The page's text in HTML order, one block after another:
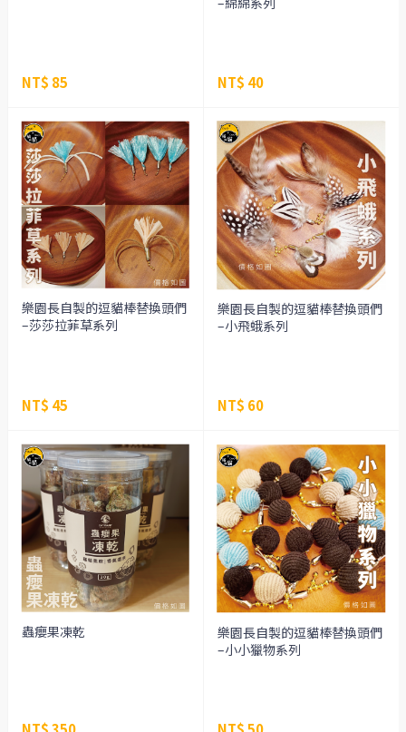
NT$ 85 NT$ 40
樂園長自製的逗貓棒替換頭們
–莎莎拉菲草系列
NT$ 45
樂園長自製的逗貓棒替換頭們
–小飛蛾系列
NT$ 60
蟲癭果凍乾
樂園長自製的逗貓棒替換頭們
–小小獵物系列